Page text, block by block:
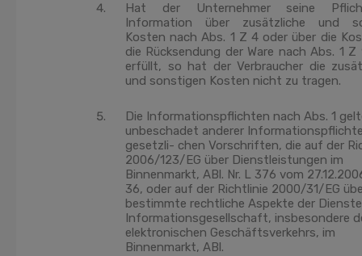
Hat der Unternehmer seine
Information über zusätzliche und
Kosten nach Abs. 1 Z 4 oder über die
die Rücksendung der Ware nach Abs. 1
erfüllt, so hat der Verbraucher die
und sonstigen Kosten nicht zu tragen.
Die Informationspflichten nach Abs. 1
unbeschadet anderer
gesetzli- chen Vorschriften, die auf der
2006/123/EG über Dienstleistungen im
Binnenmarkt, ABl. Nr. L 376 vom
36, oder auf der Richtlinie 2000/31/EG
bestimmte rechtliche Aspekte der
Informationsgesellschaft, insbesondere
elektronischen Geschäftsverkehrs, im
Binnenmarkt, ABl.